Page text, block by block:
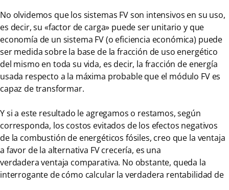
No olvidemos que los sistemas FV son intensivos en su uso,
es decir, su «factor de carga» puede ser unitario y que
economía de un sistema FV (o eficiencia económica) puede
ser medida sobre la base de la fracción de uso energético
del mismo en toda su vida, es decir, la fracción de energía
usada respecto a la máxima probable que el módulo FV es
capaz de transformar.
Y si a este resultado le agregamos o restamos, según
corresponda, los costos evitados de los efectos negativos
de la combustión de energéticos fósiles, creo que la ventaja
a favor de la alternativa FV crecería, es una
verdadera ventaja comparativa. No obstante, queda la
interrogante de cómo calcular la verdadera rentabilidad de